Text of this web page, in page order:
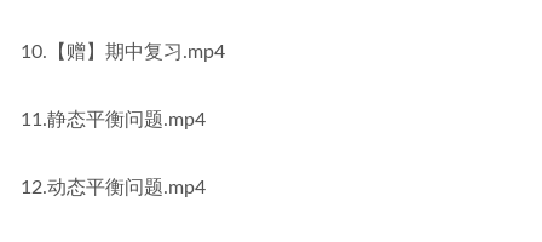
10.【赠】期中复习.mp4
11.静态平衡问题.mp4
12.动态平衡问题.mp4